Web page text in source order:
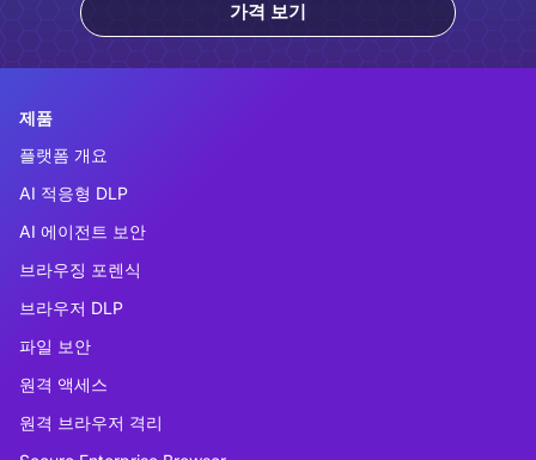
가격 보기
제품
플랫폼 개요
AI 적응형 DLP
AI 에이전트 보안
브라우징 포렌식
브라우저 DLP
파일 보안
원격 액세스
원격 브라우저 격리